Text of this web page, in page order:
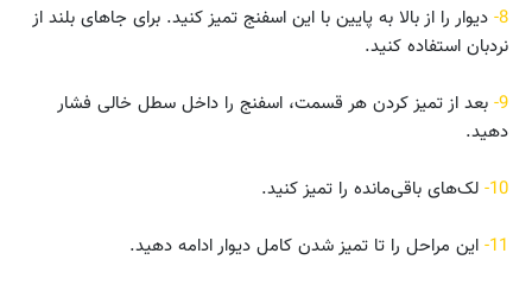
8- دیوار را از بالا به پایین با این اسفنج تمیز کنید. برای جاهای بلند از
نردبان استفاده کنید.
9- بعد از تمیز کردن هر قسمت، اسفنج را داخل سطل خالی فشار
دهید.
10- لک‌های باقی‌مانده را تمیز کنید.
11- این مراحل را تا تمیز شدن کامل دیوار ادامه دهید.